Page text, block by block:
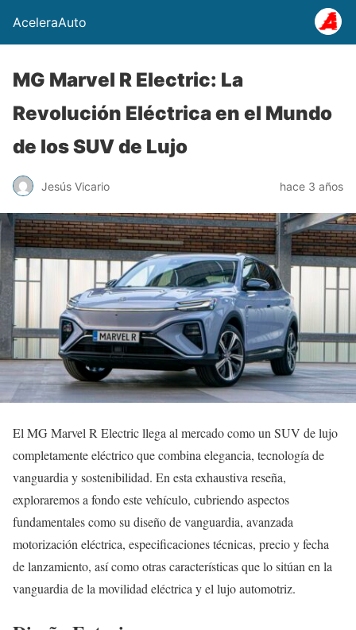
AceleraAuto
MG Marvel R Electric: La
Revolución Eléctrica en el Mundo
de los SUV de Lujo
Jesús Vicario hace 3 años
El MG Marvel R Electric llega al mercado como un SUV de lujo
completamente eléctrico que combina elegancia, tecnología de
vanguardia y sostenibilidad. En esta exhaustiva reseña,
exploraremos a fondo este vehículo, cubriendo aspectos
fundamentales como su diseño de vanguardia, avanzada
motorización eléctrica, especificaciones técnicas, precio y fecha
de lanzamiento, así como otras características que lo sitúan en la
vanguardia de la movilidad eléctrica y el lujo automotriz.